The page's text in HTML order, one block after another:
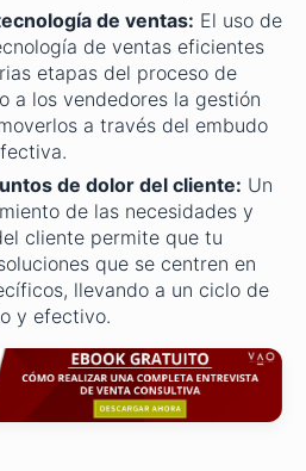
de ventas: El uso de
de ventas eficientes
etapas del proceso de
a los vendedores la gestión
a través del embudo
de dolor del cliente: Un
de las necesidades y
cliente permite que tu
que se centren en
llevando a un ciclo de
y efectivo.